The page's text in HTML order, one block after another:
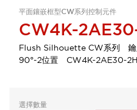
平面鑲嵌框型CW系列控制元件
CW4K-
Flush Silhouette CW系列
90°-2位置 CW4K-2AE30-2H
選擇數量